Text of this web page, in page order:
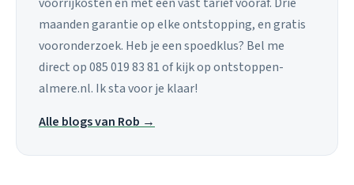
voorrijkosten en met een vast tarief vooraf. Drie
maanden garantie op elke ontstopping, en gratis
vooronderzoek. Heb je een spoedklus? Bel me
direct op 085 019 83 81 of kijk op ontstoppen-
almere.nl. Ik sta voor je klaar!
Alle blogs van Rob →